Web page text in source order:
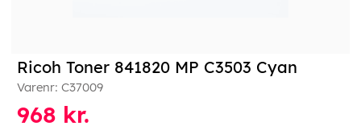
Ricoh Toner 841820 MP C3503 Cyan
Varenr: C37009
968 kr.